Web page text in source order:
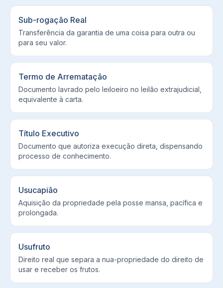
Sub-rogação Real
Transferência da garantia de uma coisa para outra ou
para seu valor.
Termo de Arrematação
Documento lavrado pelo leiloeiro no leilão extrajudicial,
equivalente à carta.
Título Executivo
Documento que autoriza execução direta, dispensando
processo de conhecimento.
Usucapião
Aquisição da propriedade pela posse mansa, pacífica e
prolongada.
Usufruto
Direito real que separa a nua-propriedade do direito de
usar e receber os frutos.